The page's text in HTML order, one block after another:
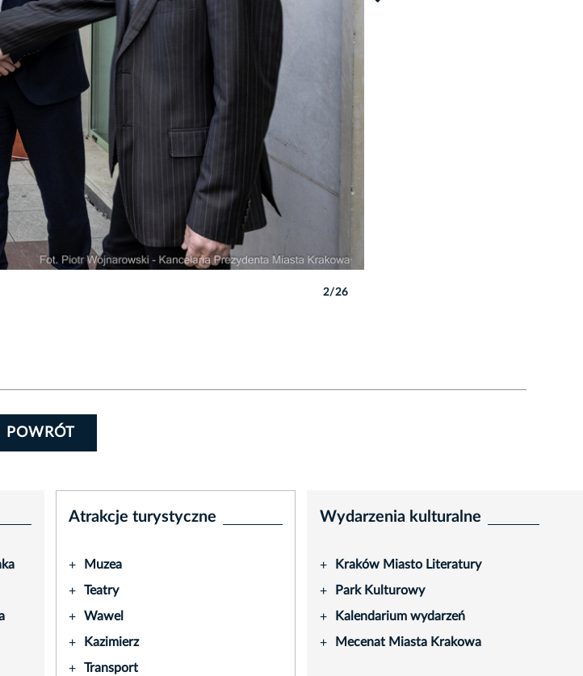
2/26
POWRÓT
Atrakcje turystyczne
+ Muzea
+ Teatry
+ Wawel
+ Kazimierz
+ Transport
Wydarzenia kulturalne
+ Kraków Miasto Literatury
+ Park Kulturowy
+ Kalendarium wydarzeń
+ Mecenat Miasta Krakowa